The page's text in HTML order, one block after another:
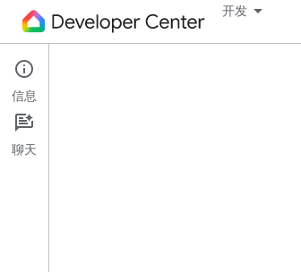
开发
Matter
开始使用
信息
聊天